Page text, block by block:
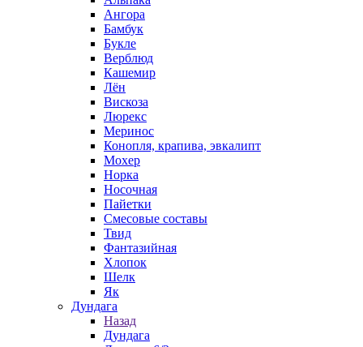
Ангора
Бамбук
Букле
Верблюд
Кашемир
Лён
Вискоза
Люрекс
Меринос
Конопля, крапива, эвкалипт
Мохер
Норка
Носочная
Пайетки
Смесовые составы
Твид
Фантазийная
Хлопок
Шелк
Як
Дундага
Назад
Дундага